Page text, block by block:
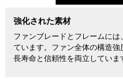
強化された素材
ファンブレードとフレームに
ています。ファン全体の構造強
長寿命と信頼性を両立していま